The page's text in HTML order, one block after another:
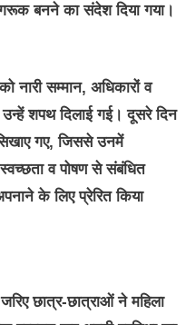
बनने का संदेश दिया गया।
नारी सम्मान, अधिकारों व
शपथ दिलाई गई। दूसरे दिन
गए, जिससे उनमें
व पोषण से संबंधित
के लिए प्रेरित किया
छात्र-छात्राओं ने महिला